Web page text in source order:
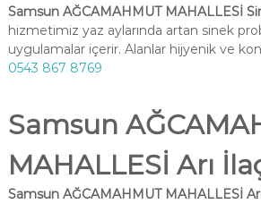
Samsun AĞCAMAHMUT MAHALLESİ
hizmetimiz yaz aylarında artan sinek
uygulamalar içerir. Alanlar hijyenik ve
0543 867 8769
Samsun
MAHALLESİ Arı
Samsun AĞCAMAHMUT MAHALLESİ